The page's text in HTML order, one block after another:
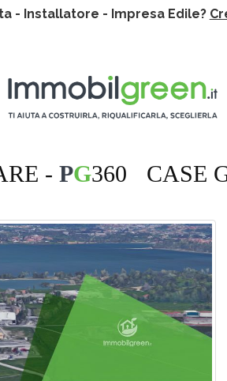
- Installatore - Impresa Edile?
- PG360 CASE